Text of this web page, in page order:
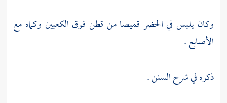
وكان يلبس في الحضر قميصا من قطن فوق الكعبين وكماه مع
الأصابع .
ذكره في شرح السنن .